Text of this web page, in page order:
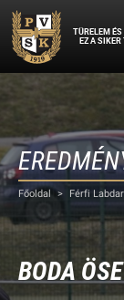
TÜRELEM
EZ A
Főoldal > Férfi
BODA